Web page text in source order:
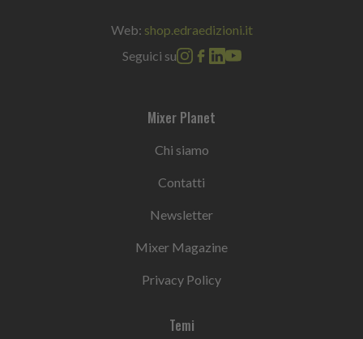
Web: shop.edraedizioni.it
Seguici su
Mixer Planet
Chi siamo
Contatti
Newsletter
Mixer Magazine
Privacy Policy
Temi